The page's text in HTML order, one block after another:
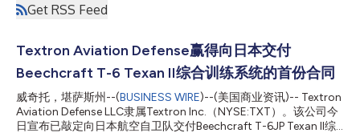
Get RSS Feed
Textron Aviation Defense赢得向日本交付
Beechcraft T-6 Texan II综合训练系统的首份合同
威奇托，堪萨斯州--(BUSINESS WIRE)--(美国商业资讯)-- Textron
Aviation Defense LLC隶属Textron Inc.（NYSE:TXT）。该公司今
日宣布已敲定向日本航空自卫队交付Beechcraft T-6JP Texan II综